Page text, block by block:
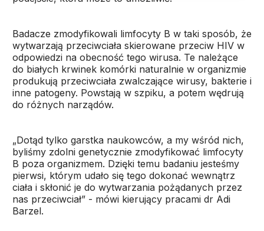
Badacze zmodyfikowali limfocyty B w taki sposób, że
wytwarzają przeciwciała skierowane przeciw HIV w
odpowiedzi na obecność tego wirusa. Te należące
do białych krwinek komórki naturalnie w organizmie
produkują przeciwciała zwalczające wirusy, bakterie i
inne patogeny. Powstają w szpiku, a potem wędrują
do różnych narządów.
„Dotąd tylko garstka naukowców, a my wśród nich,
byliśmy zdolni genetycznie zmodyfikować limfocyty
B poza organizmem. Dzięki temu badaniu jesteśmy
pierwsi, którym udało się tego dokonać wewnątrz
ciała i skłonić je do wytwarzania pożądanych przez
nas przeciwciał” - mówi kierujący pracami dr Adi
Barzel.